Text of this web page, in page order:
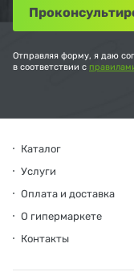
Отправляя форму, я даю
в соответствии с
Каталог
Услуги
Оплата и доставка
О гипермаркете
Контакты